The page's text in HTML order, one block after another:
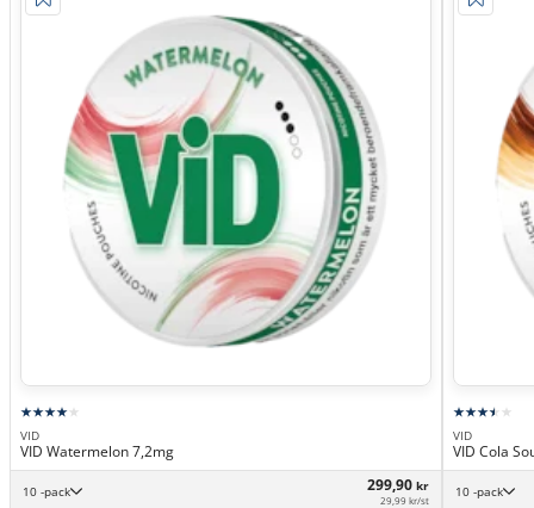
VID
VID Watermelon 7,2mg
10 -pack 299,90 kr
29,99 kr/st
VID
VID Cola
10 -pack